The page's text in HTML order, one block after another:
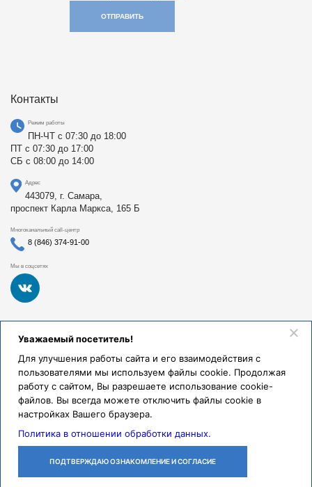
ОТПРАВИТЬ
Контакты
Режим работы
ПН-ЧТ с 07:30 до 18:00
ПТ с 07:30 до 17:00
СБ с 08:00 до 14:00
Адрес
443079, г. Самара,
проспект Карла Маркса, 165 Б
Многоканальный call-центр
8 (846) 374-91-00
Мы в соцсетях
Федеральное государственное бюджетное образовательное
учреждение высшего образования «Самарский
здравоохранения Российской Федерации». Клиники СамГМУ
были основаны в 1930 году.
Реквизиты и правовая информация
Политика обработки персональных данных
© Клиники СамГМУ, 2026.
КАБИНЕТ
ЗАЯВКУ
Уважаемый посетитель!
Для улучшения работы сайта и его взаимодействия с
пользователями мы используем файлы cookie. Продолжая
работу с сайтом, Вы разрешаете использование cookie-
файлов. Вы всегда можете отключить файлы cookie в
настройках Вашего браузера.
Политика в отношении обработки данных.
ПОДТВЕРЖДАЮ ОЗНАКОМЛЕНИЕ И СОГЛАСИЕ